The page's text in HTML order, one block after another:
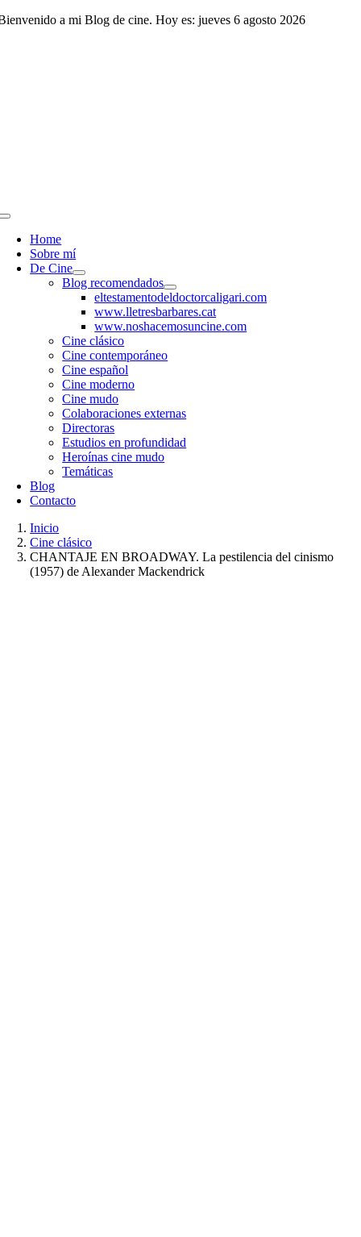
Saltar
a mi Blog de cine. Hoy es: jueves 6 agosto 2026
Toggle
NavigationHome
Sobre mí
De Cine
Blog recomendados
eltestamentodeldoctorcaligari.com
www.lletresbarbares.cat
www.noshacemosuncine.com
Cine clásico
Cine contemporáneo
Cine español
Cine moderno
Cine mudo
Colaboraciones externas
Directoras
Estudios en profundidad
Heroínas cine mudo
Temáticas
Blog
Contacto
Inicio
Cine clásico
CHANTAJE EN BROADWAY. La pestilencia del cinismo
(1957) de Alexander Mackendrick